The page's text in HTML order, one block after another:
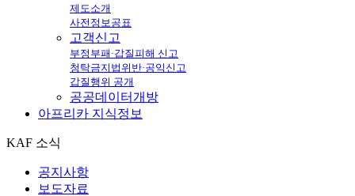
제도소개
사전정보공표
고객신고
부정부패·갑질피해 신고
청탁금지법위반·공익신고
갑질행위 공개
공공데이터개방
아프리카 지식정보
KAF 소식
공지사항
보도자료